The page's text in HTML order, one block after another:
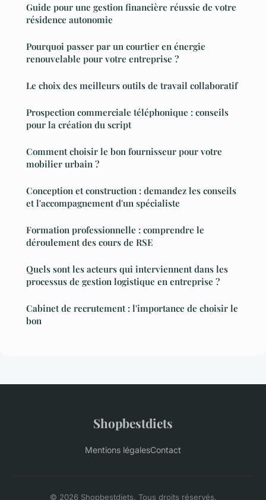
Guide pour une gestion financière réussie de votre
résidence autonomie
Pourquoi passer par un courtier en énergie
renouvelable pour votre entreprise ?
Le choix des meilleurs outils de travail collaboratif
Prospection commerciale téléphonique : conseils
pour la création du script
Comment choisir le bon fournisseur pour votre
mobilier urbain ?
Conception et construction : demandez les conseils
et l'accompagnement d'un spécialiste
Formation professionnelle : comprendre le
déroulement des cours de RSE
Quels sont les acteurs qui interviennent dans les
processus de gestion logistique en entreprise ?
Cabinet de recrutement : l'importance de choisir le
bon
Shopbestdiets
Mentions légalesContact
© 2026 Shopbestdiets. Tous droits réservés.